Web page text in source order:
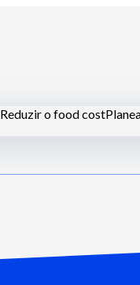
Reduzir o food cost